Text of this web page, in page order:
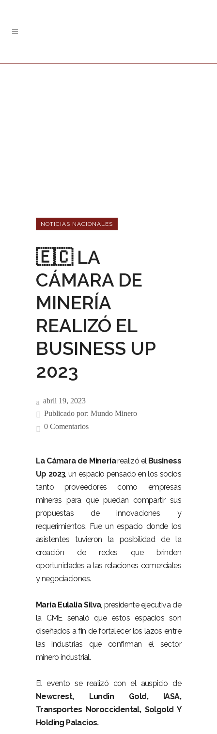
NOTICIAS NACIONALES
🇪🇨 LA
CÁMARA DE
MINERÍA
REALIZÓ EL
BUSINESS UP
2023
abril 19, 2023
Publicado por: Mundo Minero
0 Comentarios
La Cámara de Mineríarealizó el Business
Up 2023, un espacio pensado en los socios
tanto proveedores como empresas
mineras para que puedan compartir sus
propuestas de innovaciones y
requerimientos. Fue un espacio donde los
asistentes tuvieron la posibilidad de la
creación de redes que brinden
oportunidades a las relaciones comerciales
y negociaciones.
María Eulalia Silva, presidente ejecutiva de
la CME señaló que estos espacios son
diseñados a fin de fortalecer los lazos entre
las industrias que confirman el sector
minero industrial.
El evento se realizó con el auspicio de
Newcrest, Lundin Gold, IASA,
Transportes Noroccidental, Solgold Y
Holding Palacios.